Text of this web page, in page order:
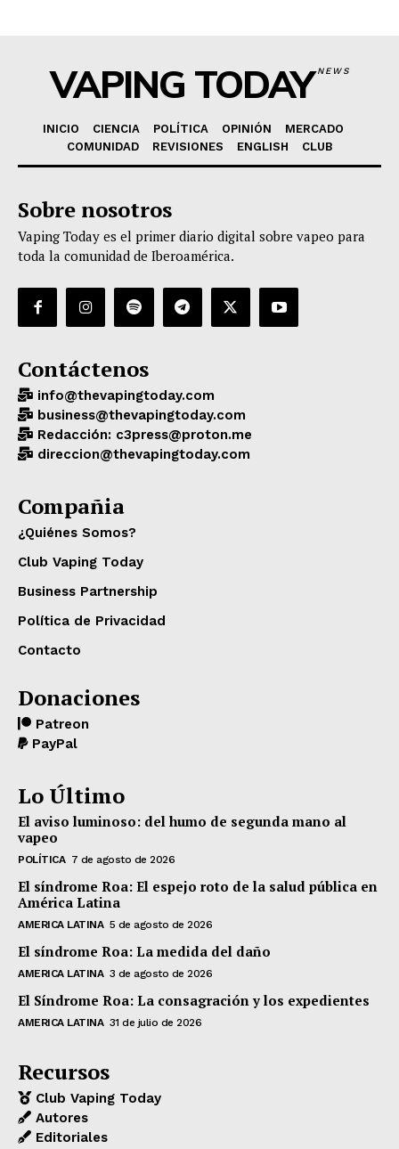
VAPING TODAYNEWS
INICIO CIENCIA POLÍTICA OPINIÓN
MERCADO
COMUNIDAD
REVISIONES ENGLISH CLUB
Sobre nosotros
Vaping Today es el primer diario digital sobre vapeo para
toda la comunidad de Iberoamérica.
Contáctenos
info@thevapingtoday.com
business@thevapingtoday.com
Redacción: c3press@proton.me
direccion@thevapingtoday.com
Compañia
¿Quiénes Somos?
Club Vaping Today
Business Partnership
Política de Privacidad
Contacto
Donaciones
Patreon
PayPal
Lo Último
El aviso luminoso: del humo de segunda mano al
vapeo
POLÍTICA 7 de agosto de 2026
El síndrome Roa: El espejo roto de la salud pública en
América Latina
AMERICA LATINA 5 de agosto de 2026
El síndrome Roa: La medida del daño
AMERICA LATINA 3 de agosto de 2026
El Síndrome Roa: La consagración y los expedientes
AMERICA LATINA 31 de julio de 2026
Recursos
Club Vaping Today
Autores
Editoriales